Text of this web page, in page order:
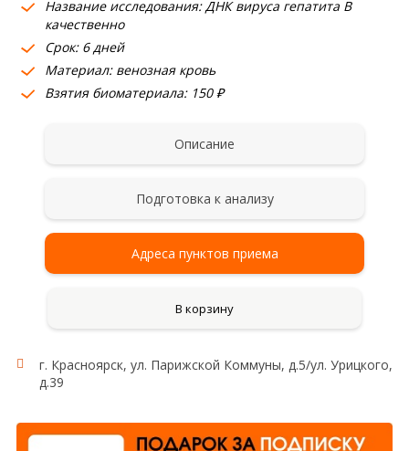
О компании
Где сдать
Партнерам
Название исследования: ДНК вируса гепатита В
качественно
Срок: 6 дней
Материал: венозная кровь
Взятия биоматериала: 150 ₽
Описание
Подготовка к анализу
Адреса пунктов приема
В корзину
г. Красноярск, ул. Парижской Коммуны, д.5/ул. Урицкого,
д.39